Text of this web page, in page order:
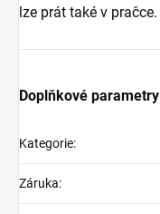
lze prát také v pračce.
Doplňkové parametry
Kategorie:
Záruka: